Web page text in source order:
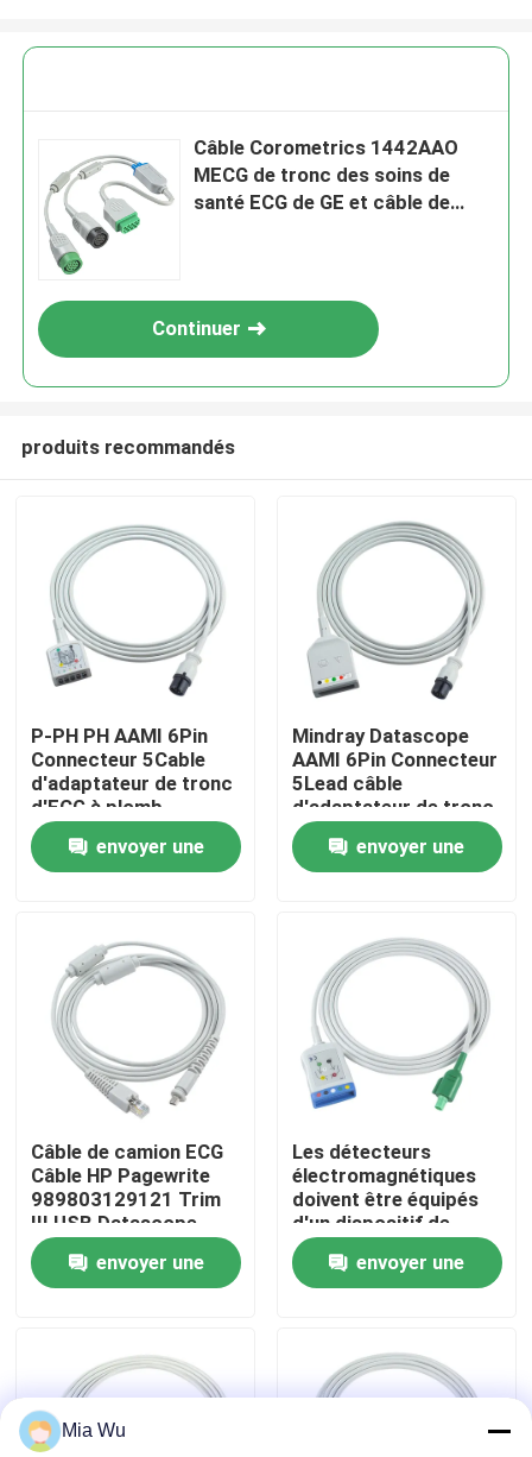
Maison
Produits
Visite d'usine
Contrôle de qualité
Contactez-nous
Nouvelles
Cas
Demandez une citation
Capteur spO2 réutilisable
Câble Corometrics 1442AAO
MECG de tronc des soins de
santé ECG de GE et câble de
Continuer
produits recommandés
P-PH PH AAMI 6Pin
Connecteur 5Cable
d'adaptateur de tronc
d'ECG à plomb
453561432691
453561227251 Cable
d'extension d'ECG VS
envoyer une
Mindray Datascope
AAMI 6Pin Connecteur
5Lead câble
d'adaptateur de tronc
d'ECG 0010-30-12377
EV 6102 câble
d'extension d'ECG
envoyer une
Câble de camion ECG
Câble HP Pagewrite
989803129121 Trim
III USB Datascope
ECG
envoyer une
Les détecteurs
électromagnétiques
doivent être équipés
d'un dispositif de
détection de
l'électricité et d'un
dispositif de
envoyer une
Mia Wu